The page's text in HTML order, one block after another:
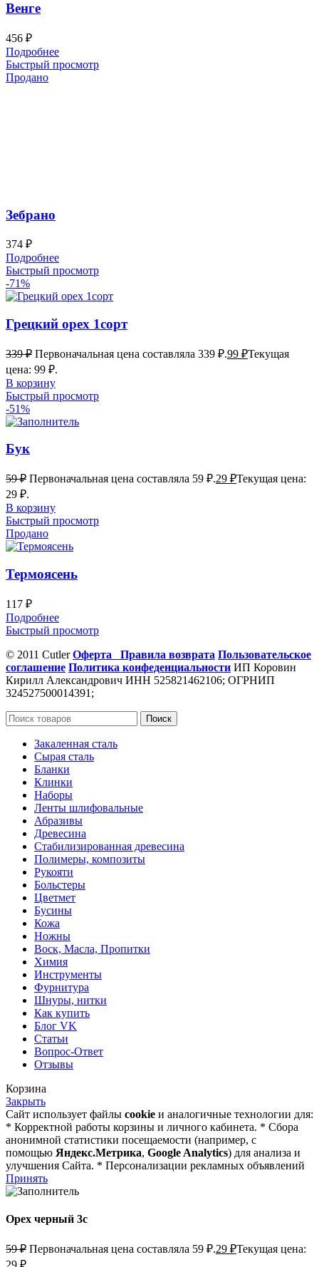
Венге
456 ₽
Подробнее
Быстрый просмотр
Продано
Зебрано
374 ₽
Подробнее
Быстрый просмотр
-71%
Грецкий орех 1сорт
339₽ Первоначальная цена составляла 339 ₽.99 ₽Текущая
цена: 99 ₽.
В корзину
Быстрый просмотр
-51%
Бук
59₽ Первоначальная цена составляла 59 ₽.29 ₽Текущая цена:
29 ₽.
В корзину
Быстрый просмотр
Продано
Термоясень
117 ₽
Подробнее
Быстрый просмотр
© 2011 CutlerОферта Правила возврата Пользовательское
соглашение Политика конфеденциальности ИП Коровин
Кирилл Александрович ИНН 525821462106; ОГРНИП
324527500014391;
Поиск
Закаленная сталь
Сырая сталь
Бланки
Клинки
Наборы
Ленты шлифовальные
Абразивы
Древесина
Стабилизированная древесина
Полимеры, композиты
Рукояти
Больстеры
Цветмет
Бусины
Кожа
Ножны
Воск, Масла, Пропитки
Химия
Инструменты
Фурнитура
Шнуры, нитки
Как купить
Блог VK
Статьи
Вопрос-Ответ
Отзывы
Корзина
Закрыть
Сайт использует файлы cookie и аналогичные технологии для:
* Корректной работы корзины и личного кабинета. * Сбора
анонимной статистики посещаемости (например, с
помощью Яндекс.Метрика, Google Analytics) для анализа и
улучшения Сайта. * Персонализации рекламных объявлений
Принять
Орех черный 3с
59₽ Первоначальная цена составляла 59 ₽.29 ₽Текущая цена: